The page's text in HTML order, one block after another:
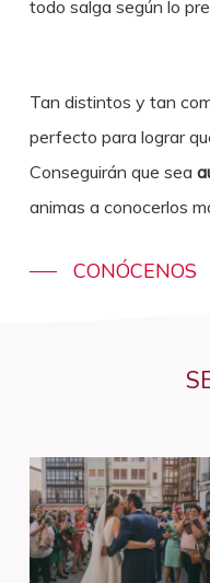
todo salga según lo
Tan distintos y tan
perfecto para lograr
Conseguirán que sea
animas a conocerlos
CONÓCENOS